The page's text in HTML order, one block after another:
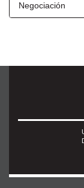
Negociación